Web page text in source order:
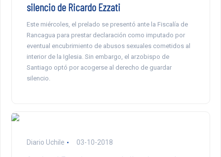
silencio de Ricardo Ezzati
Este miércoles, el prelado se presentó ante la Fiscalía de
Rancagua para prestar declaración como imputado por
eventual encubrimiento de abusos sexuales cometidos al
interior de la Iglesia. Sin embargo, el arzobispo de
Santiago optó por acogerse al derecho de guardar
silencio.
Diario Uchile 03-10-2018